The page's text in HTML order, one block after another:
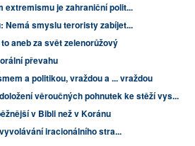
extremismu je zahraniční polit...
Nemá smyslu teroristy zabíjet...
aneb za svět zelenorůžový
převahu
a politikou, vraždou a ... vraždou
věroučných pohnutek ke stěží vys...
v Bibli než v Koránu
iracionálního stra...